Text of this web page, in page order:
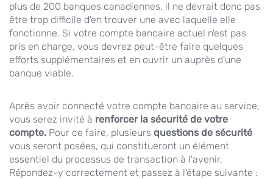
plus de 200 banques canadiennes, il ne devrait donc pas
être trop difficile d'en trouver une avec laquelle elle
fonctionne. Si votre compte bancaire actuel n'est pas
pris en charge, vous devrez peut-être faire quelques
efforts supplémentaires et en ouvrir un auprès d'une
banque viable.
Après avoir connecté votre compte bancaire au service,
vous serez invité à renforcer la sécurité de votre
compte. Pour ce faire, plusieurs questions de sécurité
vous seront posées, qui constitueront un élément
essentiel du processus de transaction à l'avenir.
Répondez-y correctement et passez à l'étape suivante :